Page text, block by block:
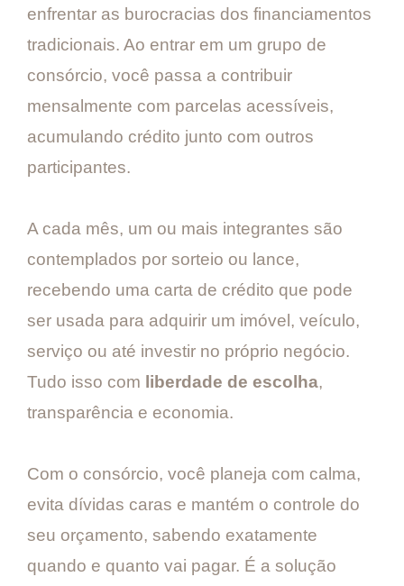
enfrentar as burocracias dos financiamentos
tradicionais. Ao entrar em um grupo de
consórcio, você passa a contribuir
mensalmente com parcelas acessíveis,
acumulando crédito junto com outros
participantes.
A cada mês, um ou mais integrantes são
contemplados por sorteio ou lance,
recebendo uma carta de crédito que pode
ser usada para adquirir um imóvel, veículo,
serviço ou até investir no próprio negócio.
Tudo isso com liberdade de escolha,
transparência e economia.
Com o consórcio, você planeja com calma,
evita dívidas caras e mantém o controle do
seu orçamento, sabendo exatamente
quando e quanto vai pagar. É a solução